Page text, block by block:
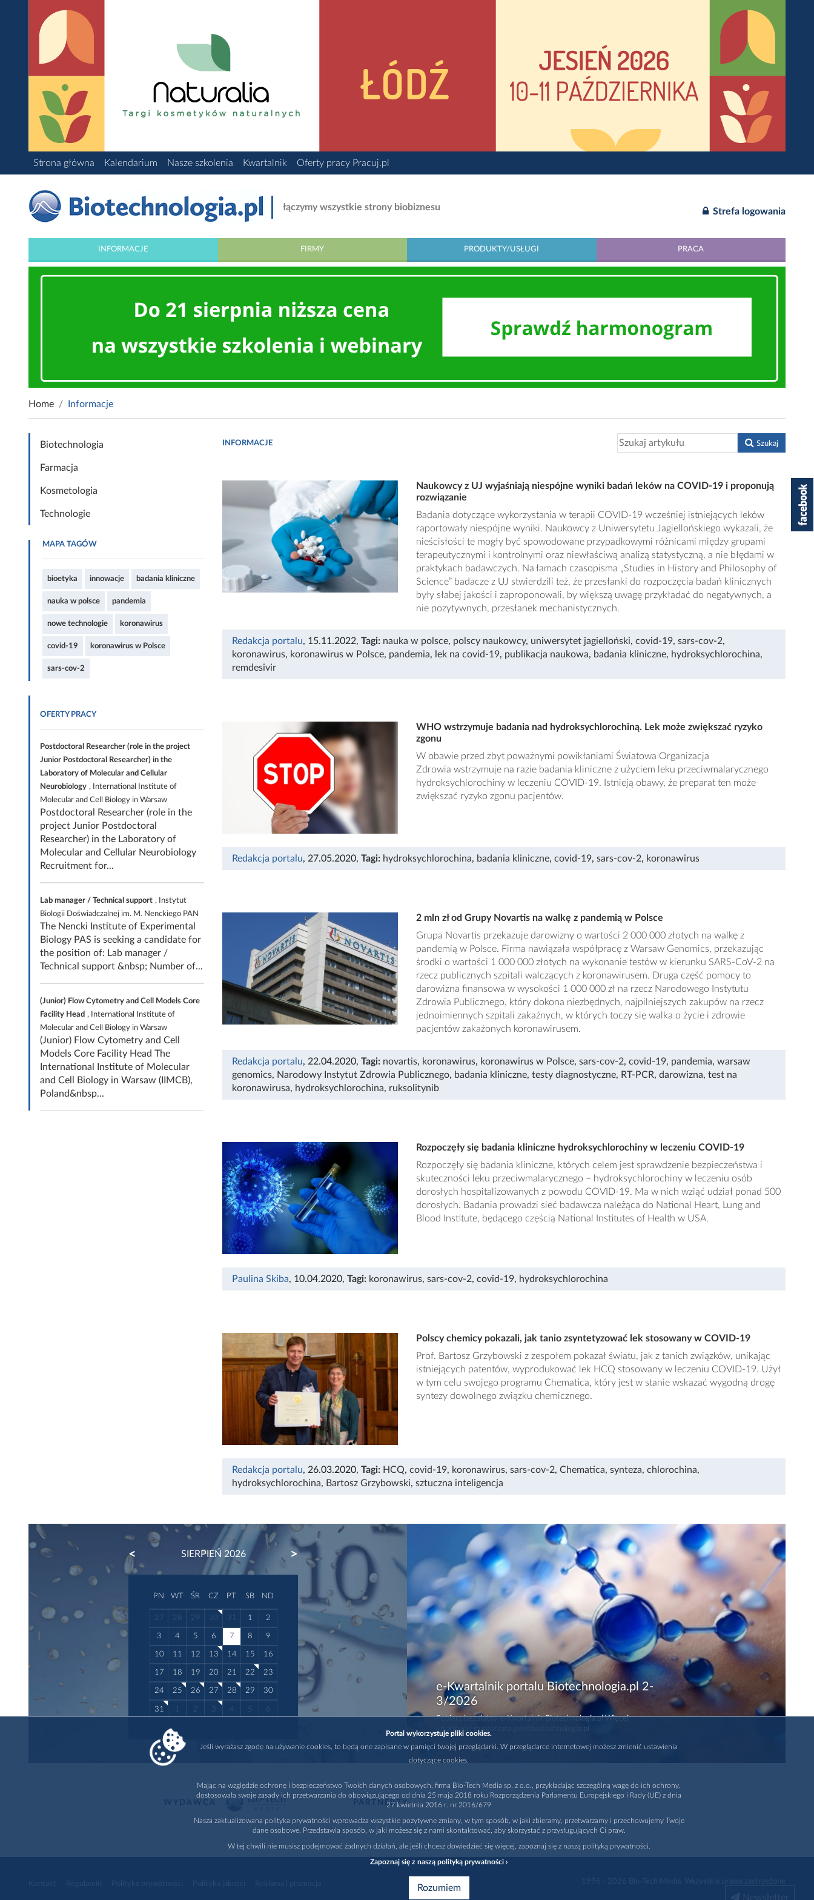
Strona główna Kalendarium Nasze szkolenia Kwartalnik Oferty pracy Pracuj.pl
łączymy wszystkie strony biobiznesu Strefa logowania
INFORMACJE FIRMY PRODUKTY/USŁUGI PRACA
Home Informacje
Biotechnologia
Farmacja
Kosmetologia
Technologie
MAPA TAGÓW
bioetyka innowacje badania kliniczne
nauka w polsce pandemia
nowe technologie koronawirus
covid-19 koronawirus w Polsce
sars-cov-2
OFERTY PRACY
Postdoctoral Researcher (role in the project
Junior Postdoctoral Researcher) in the
Laboratory of Molecular and Cellular
Neurobiology , International Institute of
Molecular and Cell Biology in Warsaw
Postdoctoral Researcher (role in the
project Junior Postdoctoral
Researcher) in the Laboratory of
Molecular and Cellular Neurobiology
Recruitment for...
Lab manager / Technical support , Instytut
Biologii Doświadczalnej im. M. Nenckiego PAN
The Nencki Institute of Experimental
Biology PAS is seeking a candidate for
the position of: Lab manager /
Technical support &nbsp; Number of...
(Junior) Flow Cytometry and Cell Models Core
Facility Head , International Institute of
Molecular and Cell Biology in Warsaw
(Junior) Flow Cytometry and Cell
Models Core Facility Head The
International Institute of Molecular
and Cell Biology in Warsaw (IIMCB),
Poland&nbsp...
INFORMACJE Szukaj
Naukowcy z UJ wyjaśniają niespójne wyniki badań leków na COVID-19 i proponują
rozwiązanie
Badania dotyczące wykorzystania w terapii COVID-19 wcześniej istniejących leków
raportowały niespójne wyniki. Naukowcy z Uniwersytetu Jagiellońskiego wykazali, że
nieścisłości te mogły być spowodowane przypadkowymi różnicami między grupami
terapeutycznymi i kontrolnymi oraz niewłaściwą analizą statystyczną, a nie błędami w
praktykach badawczych. Na łamach czasopisma „Studies in History and Philosophy of
Science” badacze z UJ stwierdzili też, że przesłanki do rozpoczęcia badań klinicznych
były słabej jakości i zaproponowali, by większą uwagę przykładać do negatywnych, a
nie pozytywnych, przesłanek mechanistycznych.
Redakcja portalu, 15.11.2022, Tagi: nauka w polsce, polscy naukowcy, uniwersytet jagielloński, covid-19, sars-cov-2,
koronawirus, koronawirus w Polsce, pandemia, lek na covid-19, publikacja naukowa, badania kliniczne, hydroksychlorochina,
remdesivir
WHO wstrzymuje badania nad hydroksychlorochiną. Lek może zwiększać ryzyko
zgonu
W obawie przed zbyt poważnymi powikłaniami Światowa Organizacja
Zdrowia wstrzymuje na razie badania kliniczne z użyciem leku przeciwmalarycznego
hydroksychlorochiny w leczeniu COVID-19. Istnieją obawy, że preparat ten może
zwiększać ryzyko zgonu pacjentów.
Redakcja portalu, 27.05.2020, Tagi: hydroksychlorochina, badania kliniczne, covid-19, sars-cov-2, koronawirus
2 mln zł od Grupy Novartis na walkę z pandemią w Polsce
Grupa Novartis przekazuje darowizny o wartości 2 000 000 złotych na walkę z
pandemią w Polsce. Firma nawiązała współpracę z Warsaw Genomics, przekazując
środki o wartości 1 000 000 złotych na wykonanie testów w kierunku SARS-CoV-2 na
rzecz publicznych szpitali walczących z koronawirusem. Druga część pomocy to
darowizna finansowa w wysokości 1 000 000 zł na rzecz Narodowego Instytutu
Zdrowia Publicznego, który dokona niezbędnych, najpilniejszych zakupów na rzecz
jednoimiennych szpitali zakaźnych, w których toczy się walka o życie i zdrowie
pacjentów zakażonych koronawirusem.
Redakcja portalu, 22.04.2020, Tagi: novartis, koronawirus, koronawirus w Polsce, sars-cov-2, covid-19, pandemia, warsaw
genomics, Narodowy Instytut Zdrowia Publicznego, badania kliniczne, testy diagnostyczne, RT-PCR, darowizna, test na
koronawirusa, hydroksychlorochina, ruksolitynib
Rozpoczęły się badania kliniczne hydroksychlorochiny w leczeniu COVID-19
Rozpoczęły się badania kliniczne, których celem jest sprawdzenie bezpieczeństwa i
skuteczności leku przeciwmalarycznego – hydroksychlorochiny w leczeniu osób
dorosłych hospitalizowanych z powodu COVID-19. Ma w nich wziąć udział ponad 500
dorosłych. Badania prowadzi sieć badawcza należąca do National Heart, Lung and
Blood Institute, będącego częścią National Institutes of Health w USA.
Paulina Skiba, 10.04.2020, Tagi: koronawirus, sars-cov-2, covid-19, hydroksychlorochina
Polscy chemicy pokazali, jak tanio zsyntetyzować lek stosowany w COVID-19
Prof. Bartosz Grzybowski z zespołem pokazał światu, jak z tanich związków, unikając
istniejących patentów, wyprodukować lek HCQ stosowany w leczeniu COVID-19. Użył
w tym celu swojego programu Chematica, który jest w stanie wskazać wygodną drogę
syntezy dowolnego związku chemicznego.
Redakcja portalu, 26.03.2020, Tagi: HCQ, covid-19, koronawirus, sars-cov-2, Chematica, synteza, chlorochina,
hydroksychlorochina, Bartosz Grzybowski, sztuczna inteligencja
SIERPIEŃ 2026
PREVIOUS NEXT
PN WT ŚR CZ PT SB ND
27 28 29 30 31 1 2
3 4 5 6 7 8 9
10 11 12 13 14 15 16
17 18 19 20 21 22 23
24 25 26 27 28 29 30
31 1 2 3 4 5 6
e-Kwartalnik portalu Biotechnologia.pl 2-
3/2026
Pobierz bezpłatny e-Kwartalnik Biotechnologia.pl Więcej
PARTNERZY
Portal wykorzystuje pliki cookies.
Jeśli wyrażasz zgodę na używanie cookies, to będą one zapisane w pamięci twojej przeglądarki. W przeglądarce internetowej możesz zmienić ustawienia
dotyczące cookies.
Mając na względzie ochronę i bezpieczeństwo Twoich danych osobowych, firma Bio-Tech Media sp. z o.o., przykładając szczególną wagę do ich ochrony,
dostosowała swoje zasady ich przetwarzania do obowiązującego od dnia 25 maja 2018 roku Rozporządzenia Parlamentu Europejskiego i Rady (UE) z dnia
27 kwietnia 2016 r. nr 2016/679
Nasza zaktualizowana polityka prywatności wprowadza wszystkie pozytywne zmiany, w tym sposób, w jaki zbieramy, przetwarzamy i przechowujemy Twoje
dane osobowe. Przedstawia sposób, w jaki możesz się z nami skontaktować, aby skorzystać z przysługujących Ci praw.
W tej chwili nie musisz podejmować żadnych działań, ale jeśli chcesz dowiedzieć się więcej, zapoznaj się z naszą polityką prywatności.
Zapoznaj się z naszą polityką prywatności ›
Rozumiem